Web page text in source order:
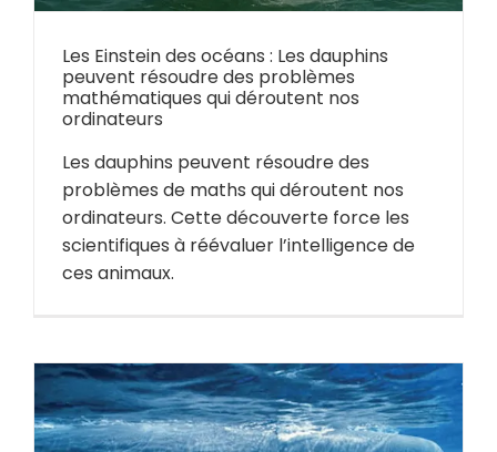
Les Einstein des océans : Les dauphins
peuvent résoudre des problèmes
mathématiques qui déroutent nos
ordinateurs
Les dauphins peuvent résoudre des
problèmes de maths qui déroutent nos
ordinateurs. Cette découverte force les
scientifiques à réévaluer l’intelligence de
ces animaux.